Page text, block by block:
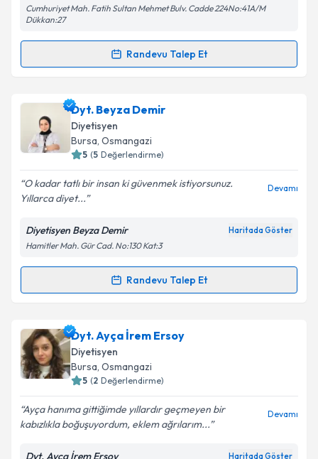
kapsamda işlenmesini kabul ediyorum.
Takvim Talebini Gönder
Cumhuriyet Mah. Fatih Sultan Mehmet Bulv. Cadde 224No:41A/M
Dükkan:27
Randevu Talep Et
Randevu Takvimi Talebi
Dyt. Hatice Yıldırımiçin randevu takvimi talebi
oluşturun. Size bu uzmandan randevu almanız için bir
takvim hazırlandığında e-posta ile bilgilendireceğiz.
Kişisel verilerimin işlenmesine ilişkin
Aydınlatma
Metni'ni okudum ve kişisel verilerimin belirtilen
kapsamda işlenmesini kabul ediyorum.
Dyt. Beyza Demir
Diyetisyen
Bursa, Osmangazi
5 (5 Değerlendirme)
O kadar tatlı bir insan ki güvenmek istiyorsunuz.
Yıllarca diyet...
Devamı
Diyetisyen Beyza Demir Haritada Göster
Hamitler Mah. Gür Cad. No:130 Kat:3
Randevu Talep Et
Randevu Takvimi Talebi
Dyt. Beyza Demiriçin randevu takvimi talebi
oluşturun. Size bu uzmandan randevu almanız için bir
takvim hazırlandığında e-posta ile bilgilendireceğiz.
Dyt. Ayça İrem Ersoy
Diyetisyen
Bursa, Osmangazi
5 (2 Değerlendirme)
Ayça hanıma gittiğimde yıllardır geçmeyen bir
kabızlıkla boğuşuyordum, eklem ağrılarım...
Devamı
Dyt. Ayça İrem Ersoy Haritada Göster